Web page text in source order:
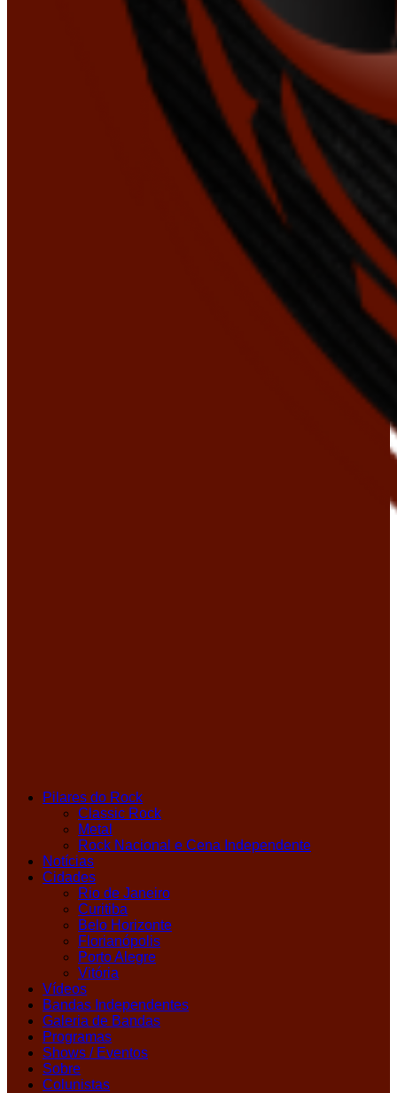
Pilares do Rock
Classic Rock
Metal
Rock Nacional e Cena Independente
Notícias
Cidades
Rio de Janeiro
Curitiba
Belo Horizonte
Florianópolis
Porto Alegre
Vitória
Vídeos
Bandas Independentes
Galeria de Bandas
Programas
Shows / Eventos
Sobre
Colunistas